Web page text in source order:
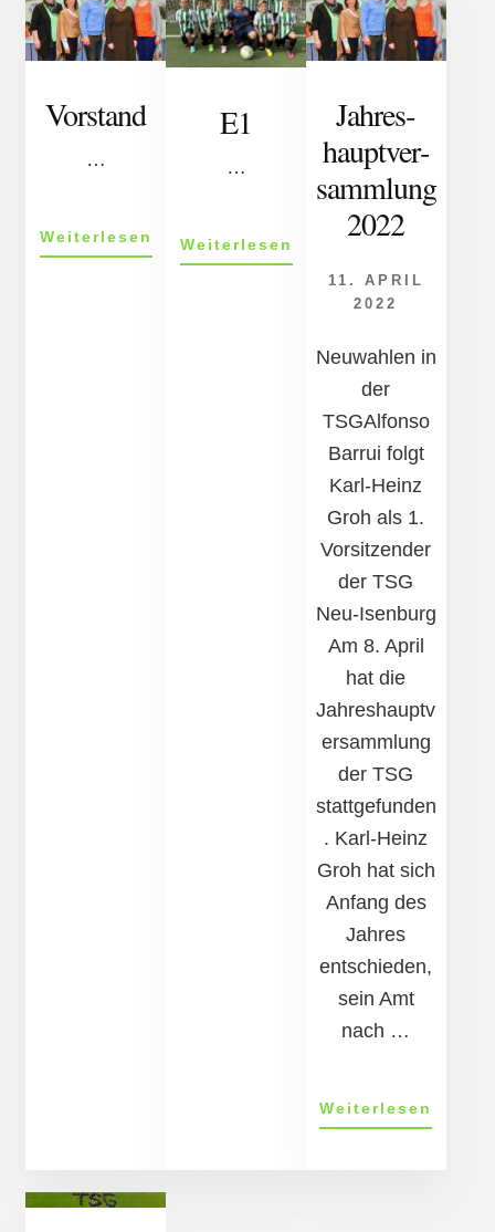
Vorstand
…
Weiterlesen ÜberVorstand
E1
…
Weiterlesen
Jahr­es­
haupt­ver­
samm­lung
2022
11. APRIL
2022
Neuwahlen in
der
TSGAlfonso
Barrui folgt
Karl-Heinz
Groh als 1.
Vorsitzender
der TSG
Neu-Isenburg
Am 8. April
hat die
Jahreshauptv
ersammlung
der TSG
stattgefunden
. Karl-Heinz
Groh hat sich
Anfang des
Jahres
entschieden,
sein Amt
nach …
Weiterlesen
es­